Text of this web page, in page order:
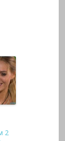
2